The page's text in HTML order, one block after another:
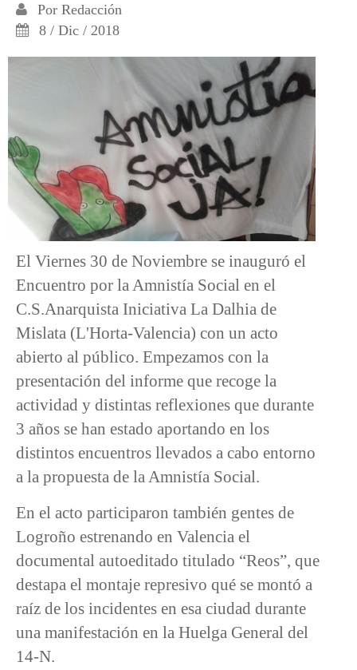
Por Redacción
8 / Dic / 2018
El Viernes 30 de Noviembre se inauguró el
Encuentro por la Amnistía Social en el
C.S.Anarquista Iniciativa La Dalhia de
Mislata (L'Horta-Valencia) con un acto
abierto al público. Empezamos con la
presentación del informe que recoge la
actividad y distintas reflexiones que durante
3 años se han estado aportando en los
distintos encuentros llevados a cabo entorno
a la propuesta de la Amnistía Social.
En el acto participaron también gentes de
Logroño estrenando en Valencia el
documental autoeditado titulado “Reos”, que
destapa el montaje represivo qué se montó a
raíz de los incidentes en esa ciudad durante
una manifestación en la Huelga General del
14-N.